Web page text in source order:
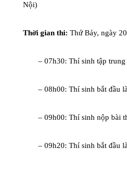
Nội)
Thời gian thi: Thứ Bảy, ngày
– 07h30: Thí sinh tập trung
– 08h00: Thí sinh bắt đầu
– 09h00: Thí sinh nộp bài
– 09h20: Thí sinh bắt đầu